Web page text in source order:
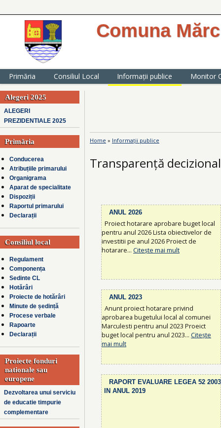
Comuna
Primăria Consiliul Local Informații publice Monitor
Alegeri 2025
ALEGERI
PREZIDENTIALE 2025
Primăria
Conducerea
Atribuțiile primarului
Organigrama
Aparat de specialitate
Dispoziții
Raportul primarului
Declarații
Consiliul local
Regulament
Componența
Sedinte CL
Hotărâri
Proiecte de hotărâri
Minute de ședință
Procese verbale
Rapoarte
Declarații
Proiecte fonduri
nationale sau
europene
Dezvoltarea unui serviciu
de educatie timpurie
complementare
You are here
Home » Informații publice
Transparență
ANUL 2026
Proiect hotarare aprobare buget local
pentru anul 2026 Lista obiectivelor de
investitii pe anul 2026 Proiect de
hotarare... Citește mai mult
ANUL 2023
Anunt proiect hotarare privind
aprobarea bugetului local al comunei
Marculesti pentru anul 2023 Proeict
buget local pentru anul 2023... Citește
mai mult
RAPORT EVALUARE LEGEA 52 2003
IN ANUL 2019
Pages